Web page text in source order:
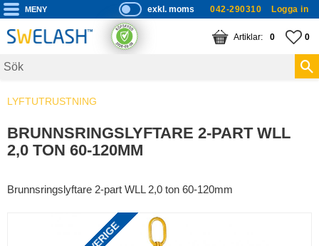
Meny
P
ri
s
s
exkl. moms 042-290310 Logga in
0
KUNDVAGN
ANTAL 0
LYFTUTRUSTNING
BRUNNSRINGSLYFTARE 2-PART WLL
2,0 TON 60-120MM
Brunnsringslyftare 2-part WLL 2,0 ton 60-120mm